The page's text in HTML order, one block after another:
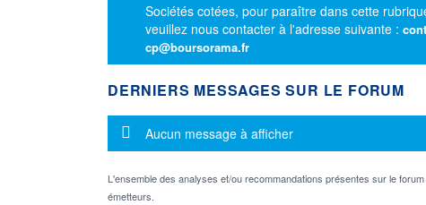
Sociétés cotées, pour paraître dans cette
veuillez nous contacter à l'adresse suivante :
cp@boursorama.fr
DERNIERS MESSAGES SUR LE FORUM
Message d'information
Aucun message à afficher
L'ensemble des analyses et/ou recommandations présentes sur le
émetteurs.